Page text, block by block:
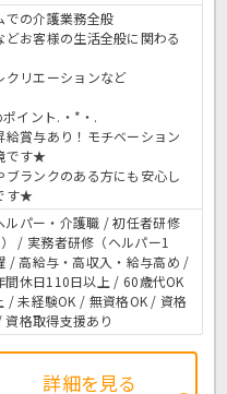
での介護業務全般
どお客様の生活全般に関わる
クリエーションなど
イント.・*・.
賞与あり！モチベーション
です★
ランクのある方にも安心し
す★
ルパー・介護職 / 初任者研修
） / 実務者研修（ヘルパー1
/ 高給与・高収入・給与高め /
間休日110日以上 / 60歳代OK
/ 未経験OK / 無資格OK / 資格
格取得支援あり
詳細を見る